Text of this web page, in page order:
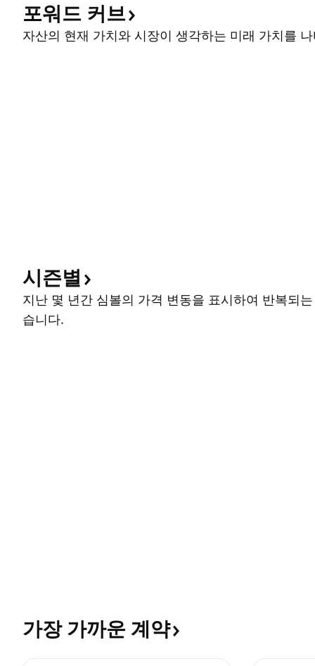
포워드 커브
자산의 현재 가치와 시장이 생각하는 미래 가치를
시즌별
지난 몇 년간 심볼의 가격 변동을 표시하여 반복되
습니다.
가장 가까운 계약